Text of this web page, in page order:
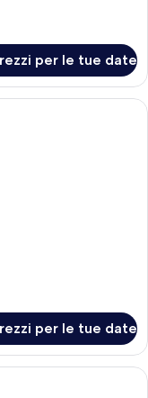
per le tue date
da letto con un letto
per le tue date
d'albergo con un letto